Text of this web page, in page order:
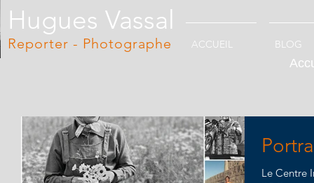
Hugues Vassal
Reporter - Photographe ACCUEIL BLOG
Le Centre